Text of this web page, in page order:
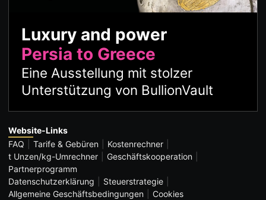
Luxury and power
Persia to Greece
Eine Ausstellung mit stolzer
Unterstützung von BullionVault
Website-Links
FAQ
Tarife & Gebüren
Kostenrechner
t Unzen/kg-Umrechner
Geschäftskooperation
Partnerprogramm
Datenschutzerklärung
Steuerstrategie
Allgemeine Geschäftsbedingungen
Cookies